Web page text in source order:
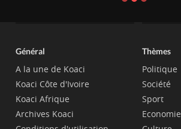
Général
A la une de Koaci
Koaci Côte d'Ivoire
Koaci Afrique
Archives Koaci
Thèmes
Politique
Société
Sport
Economie